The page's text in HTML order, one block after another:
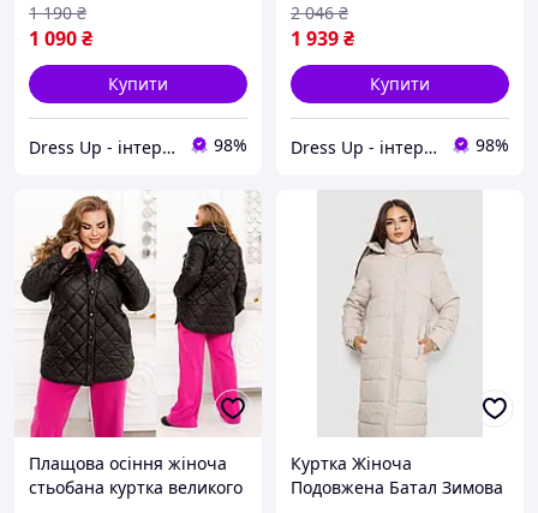
1 090₴
1 190 ₴
Купити
Dress Up - інтернет магазин жіночого одягу 98%
1 939₴
2 046 ₴
Купити
Dress Up - інтернет магазин жіночого одягу 98%
Плащова осіння жіноча
стьобана куртка великого
Куртка Жіноча
Подовжена Батал Зимова